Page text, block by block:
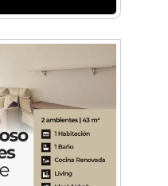
Histórica que opera
cumplió 100 años de